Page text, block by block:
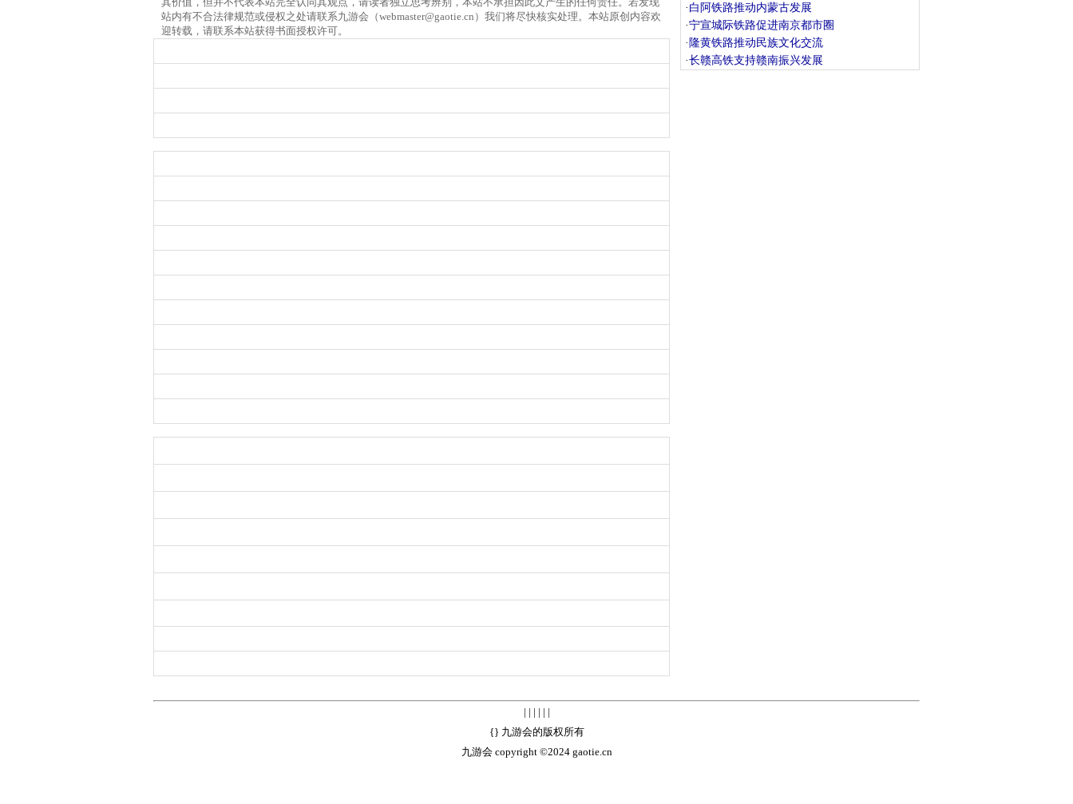
站内有不合法律规范或侵权之处请联系九游会（webmaster@gaotie.cn ）我们将尽快核实处理。本站原创内容欢
迎转载，请联系本站获得书面授权许可。
· 白阿铁路推动内蒙古发展
·宁宣城际铁路促进南京都市圈
· 隆黄铁路推动民族文化交流
·长赣高铁支持赣南振兴发展
| | | | | |
{} 九游会的版权所有
九游会 copyright ©2024 gaotie.cn